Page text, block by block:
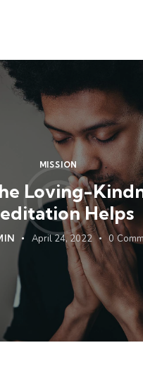
MISSION
Loving-
Helps
April 24, 2022 0